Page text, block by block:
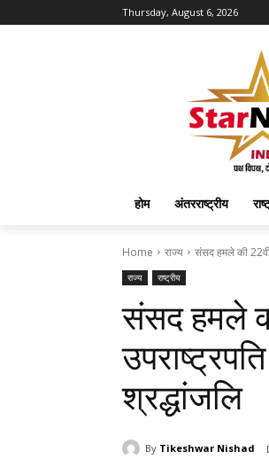
Thursday, August 6, 2026
होम अंतरराष्ट्रीय
Home राज्य संसद हमले की
राज्य राष्ट्रीय
संसद हमले
श्रद्धांजलि
By Tikeshwar Nishad